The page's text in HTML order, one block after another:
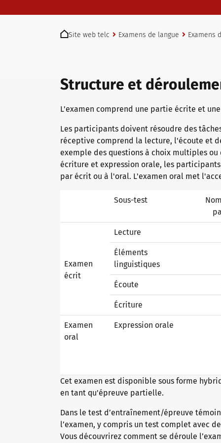
Examens telc à Bad Homburg
Test de placement
Informations pour les centres d'examen
Pourquoi les certificats telc ?
Examens de langue : assistance et FAQ
Allemand pour l’intégration
Offres de formation
Site web telc
Examens de langue Examens
Structure et
L'examen comprend une partie écrite et
Les participants doivent résoudre des
réceptive comprend la lecture, l'écoute et
exemple des questions à choix multiples
écriture et expression orale, les
par écrit ou à l'oral. L'examen oral met
Sous-test
Examen
écrit
Lecture
Éléments
linguistiques
Écoute
Écriture
Examen
oral
Expression orale
Cet examen est disponible sous forme
en tant qu'épreuve partielle.
Dans le test d’entraînement/épreuve
l’examen, y compris un test complet avec
Vous découvrirez comment se déroule